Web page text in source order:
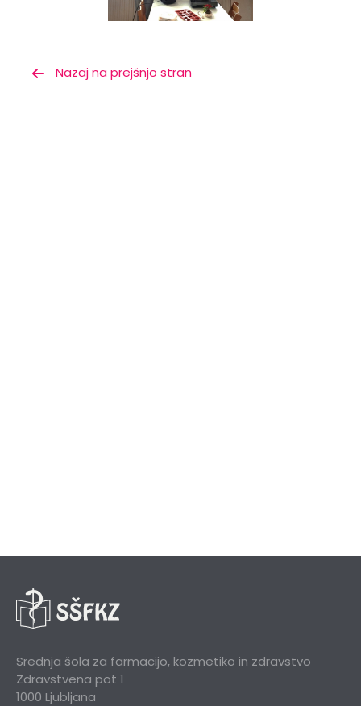
Nazaj na prejšnjo stran
Srednja šola za farmacijo, kozmetiko in zdravstvo
Zdravstvena pot 1
1000 Ljubljana